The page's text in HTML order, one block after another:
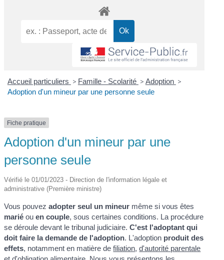
Accueil particuliers > Famille - Scolarité > Adoption >
Adoption d'un mineur par une personne seule
Fiche pratique
Adoption d'un mineur par une
personne seule
Vérifié le 01/01/2023 - Direction de l'information légale et
administrative (Première ministre)
Vous pouvezadopter seul un mineur même si vous êtes
marié ouen couple, sous certaines conditions. La procédure
se déroule devant le tribunal judiciaire. C'est l'adoptant qui
doit faire la demande de l'adoption. L'adoption produit des
effets, notamment en matière defiliation,d'autorité parentale